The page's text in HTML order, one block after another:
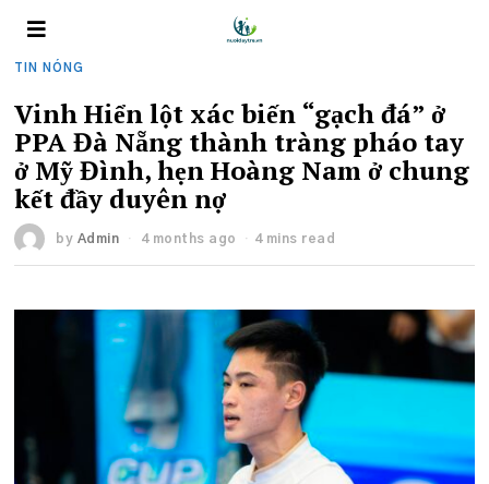
TIN NÓNG
Vinh Hiển lột xác biến “gạch đá” ở
PPA Đà Nẵng thành tràng pháo tay
ở Mỹ Đình, hẹn Hoàng Nam ở chung
kết đầy duyên nợ
by Admin 4 months ago 4 mins read